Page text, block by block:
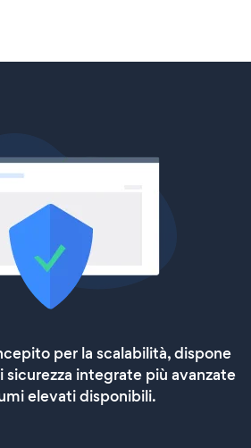
per la scalabilità, dispone
integrate più avanzate
elevati disponibili.